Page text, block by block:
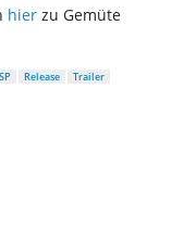
hier zu Gemüte
Release
Trailer